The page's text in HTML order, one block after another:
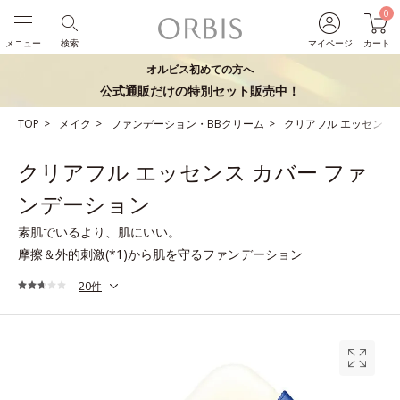
マイページ
0
カート
検索
メニュー
オルビス初めての方へ
公式通販だけの特別セット販売中！
TOP メイク ファンデーション・BBクリーム クリアフル エッセンス
クリアフル エッセンス カバー ファ
ンデーション
素肌でいるより、肌にいい。
摩擦＆外的刺激(*1)から肌を守るファンデーション
20件